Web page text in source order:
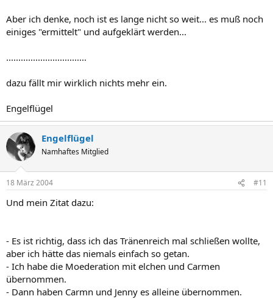
Aber ich denke, noch ist es lange nicht so weit... es muß noch
einiges "ermittelt" und aufgeklärt werden...
.................................
dazu fällt mir wirklich nichts mehr ein.
Engelflügel
Engelflügel
Namhaftes Mitglied
18 März 2004 #11
Und mein Zitat dazu:
- Es ist richtig, dass ich das Tränenreich mal schließen wollte,
aber ich hätte das niemals einfach so getan.
- Ich habe die Moederation mit elchen und Carmen
übernommen.
- Dann haben Carmn und Jenny es alleine übernommen.